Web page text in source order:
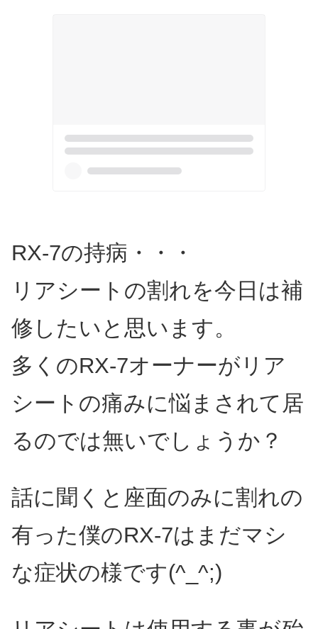
RX-7の持病・・・
リアシートの割れを今日は補
修したいと思います。
多くのRX-7オーナーがリア
シートの痛みに悩まされて居
るのでは無いでしょうか？
話に聞くと座面のみに割れの
有った僕のRX-7はまだマシ
な症状の様です(^_^;)